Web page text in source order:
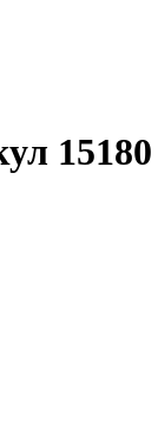
15180